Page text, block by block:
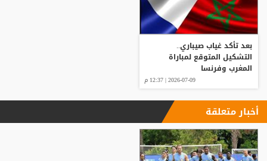
بعد تأكد غياب صيباري..
التشكيل المتوقع لمباراة
المغرب وفرنسا
2026-07-09 | 12:37 م
أخبار متعلقة